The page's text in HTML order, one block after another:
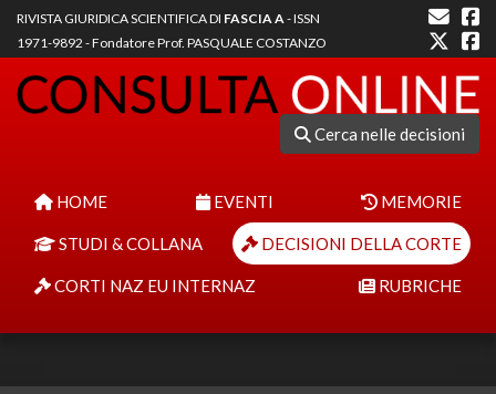
RIVISTA GIURIDICA SCIENTIFICA DI FASCIA A- ISSN
1971-9892 - Fondatore Prof. PASQUALE COSTANZO
Cerca nelle decisioni
HOME EVENTI MEMORIE
STUDI & COLLANA DECISIONI DELLA CORTE
CORTI NAZ EU INTERNAZ RUBRICHE